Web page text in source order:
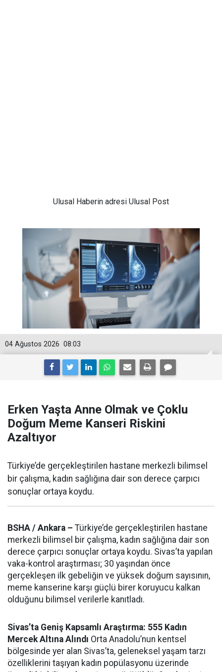
Ulusal Haberin adresi Ulusal Post
08:03
04 Ağustos 2026
Erken Yaşta Anne Olmak ve Çoklu
Doğum Meme Kanseri Riskini
Azaltıyor
Türkiye’de gerçekleştirilen hastane merkezli bilimsel
bir çalışma, kadın sağlığına dair son derece çarpıcı
sonuçlar ortaya koydu.
BSHA / Ankara – Türkiye’de gerçekleştirilen hastane
merkezli bilimsel bir çalışma, kadın sağlığına dair son
derece çarpıcı sonuçlar ortaya koydu. Sivas’ta yapılan
vaka-kontrol araştırması; 30 yaşından önce
gerçekleşen ilk gebeliğin ve yüksek doğum sayısının,
meme kanserine karşı güçlü birer koruyucu kalkan
olduğunu bilimsel verilerle kanıtladı.
Sivas’ta Geniş Kapsamlı Araştırma: 555 Kadın
Mercek Altına Alındı Orta Anadolu’nun kentsel
bölgesinde yer alan Sivas’ta, geleneksel yaşam tarzı
özelliklerini taşıyan kadın popülasyonu üzerinde